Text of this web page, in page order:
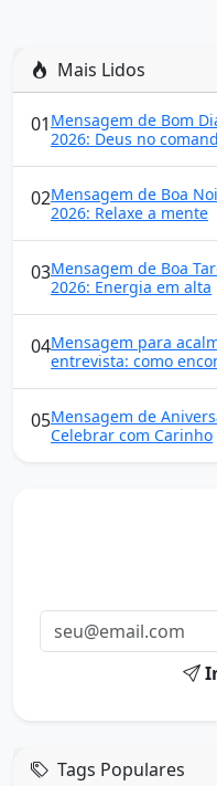
Mais Lidos
01 Mensagem de Bom
2026: Deus no
02Mensagem de Boa
2026: Relaxe a mente
03Mensagem de Boa
2026: Energia em alta
04Mensagem para
entrevista: como
05Mensagem de
Celebrar com Carinho
Tags Populares